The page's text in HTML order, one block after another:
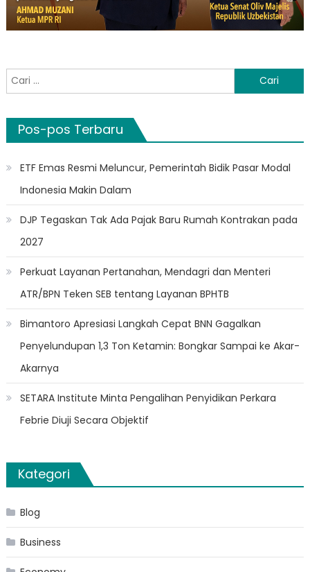
Cari
untuk:
Pos-pos Terbaru
ETF Emas Resmi Meluncur, Pemerintah Bidik Pasar Modal
Indonesia Makin Dalam
DJP Tegaskan Tak Ada Pajak Baru Rumah Kontrakan pada
2027
Perkuat Layanan Pertanahan, Mendagri dan Menteri
ATR/BPN Teken SEB tentang Layanan BPHTB
Bimantoro Apresiasi Langkah Cepat BNN Gagalkan
Penyelundupan 1,3 Ton Ketamin: Bongkar Sampai ke Akar-
Akarnya
SETARA Institute Minta Pengalihan Penyidikan Perkara
Febrie Diuji Secara Objektif
Kategori
Blog
Business